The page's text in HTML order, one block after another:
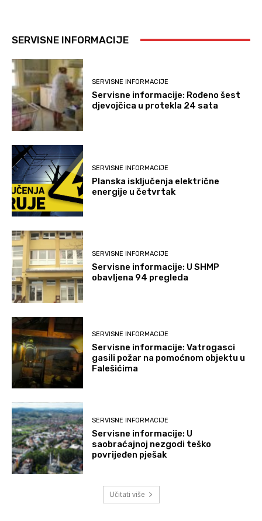
SERVISNE INFORMACIJE
SERVISNE INFORMACIJE
Servisne informacije: Rođeno šest
djevojčica u protekla 24 sata
SERVISNE INFORMACIJE
Planska isključenja električne
energije u četvrtak
SERVISNE INFORMACIJE
Servisne informacije: U SHMP
obavljena 94 pregleda
SERVISNE INFORMACIJE
Servisne informacije: Vatrogasci
gasili požar na pomoćnom objektu u
Falešićima
SERVISNE INFORMACIJE
Servisne informacije: U
saobraćajnoj nezgodi teško
povrijeđen pješak
Učitati više